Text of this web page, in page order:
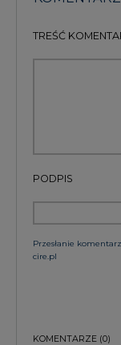
TREŚĆ
PODPIS
Przesłanie
cire.pl
KOMENTARZE (0)